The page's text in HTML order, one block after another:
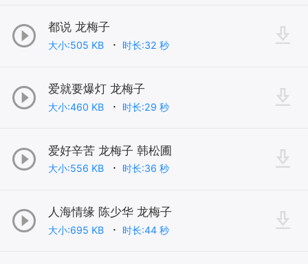
都说 龙梅子
大小:505 KB 时长:32 秒
爱就要爆灯 龙梅子
大小:460 KB 时长:29 秒
爱好辛苦 龙梅子 韩松圃
大小:556 KB 时长:36 秒
人海情缘 陈少华 龙梅子
大小:695 KB 时长:44 秒